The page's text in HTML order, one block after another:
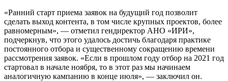
«Ранний старт приема заявок на будущий год позволит
сделать выход контента, в том числе крупных проектов, более
равномерным», — отметил гендиректор АНО «ИРИ»,
подчеркнув, что этого удалось достичь благодаря практике
постоянного отбора и существенному сокращению времени
рассмотрения заявок. «Если в прошлом году отбор на 2021 год
стартовал в начале ноября, то в этот раз мы начинаем
аналогичную кампанию в конце июля», — заключил он.